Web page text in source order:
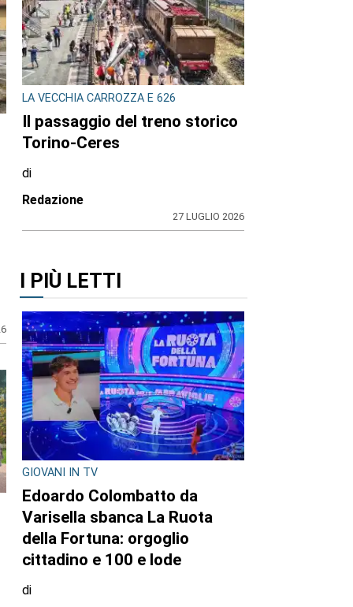
LA VECCHIA CARROZZA E 626
Il passaggio del treno storico
Torino-Ceres
di
Redazione
27 LUGLIO 2026
I PIÙ LETTI
GIOVANI IN TV
Edoardo Colombatto da
Varisella sbanca La Ruota
della Fortuna: orgoglio
cittadino e 100 e lode
di